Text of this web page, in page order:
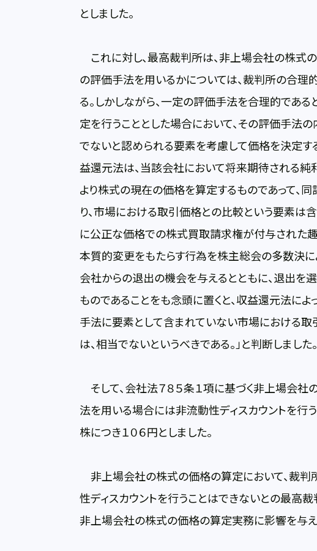
としました。
これに対し、最高裁判所は、非上場会社の株式
の評価手法を用いるかについては、裁判所の合理
る。しかしながら、一定の評価手法を合理的であ
定を行うこととした場合において、その評価手法
でないと認められる要素を考慮して価格を決定す
益還元法は、当該会社において将来期待される
より株式の現在の価格を算定するものであって、
り、市場における取引価格との比較という要素は
に公正な価格での株式買取請求権が付与された
本質的変更をもたらす行為を株主総会の多数決に
会社からの退出の機会を与えるとともに、退出
ものであることをも念頭に置くと、収益還元法に
手法に要素として含まれていない市場における
は、相当でないというべきである。」と判断しました。
そして、会社法７８５条１項に基づく非上場会
法を用いる場合には非流動性ディスカウントを行
株につき１０６円としました。
非上場会社の株式の価格の算定において、裁
性ディスカウントを行うことはできないとの最高
非上場会社の株式の価格の算定実務に影響を与え